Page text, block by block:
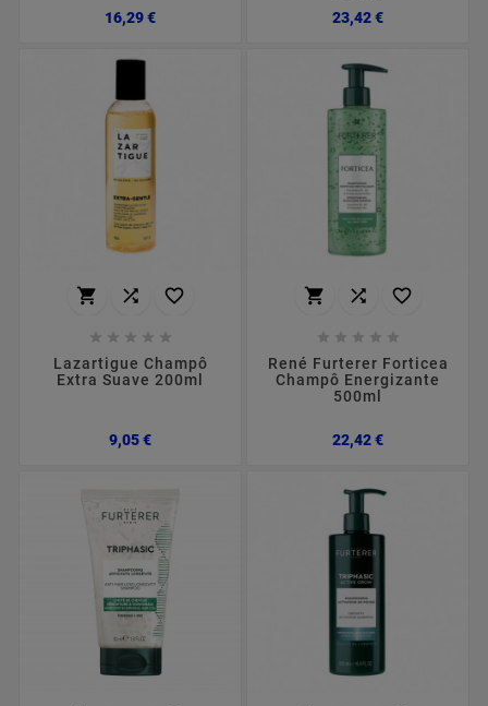
16,29 €Preço
23,42 €Preço
  
    
Lazartigue Champô
Extra Suave 200ml
9,05 €Preço
  
    
René Furterer Forticea
Champô Energizante
500ml
22,42 €Preço